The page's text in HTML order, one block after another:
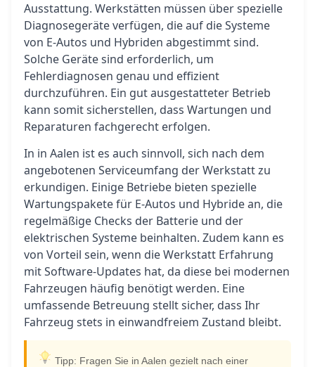
Ausstattung. Werkstätten müssen über spezielle
Diagnosegeräte verfügen, die auf die Systeme
von E-Autos und Hybriden abgestimmt sind.
Solche Geräte sind erforderlich, um
Fehlerdiagnosen genau und effizient
durchzuführen. Ein gut ausgestatteter Betrieb
kann somit sicherstellen, dass Wartungen und
Reparaturen fachgerecht erfolgen.
In in Aalen ist es auch sinnvoll, sich nach dem
angebotenen Serviceumfang der Werkstatt zu
erkundigen. Einige Betriebe bieten spezielle
Wartungspakete für E-Autos und Hybride an, die
regelmäßige Checks der Batterie und der
elektrischen Systeme beinhalten. Zudem kann es
von Vorteil sein, wenn die Werkstatt Erfahrung
mit Software-Updates hat, da diese bei modernen
Fahrzeugen häufig benötigt werden. Eine
umfassende Betreuung stellt sicher, dass Ihr
Fahrzeug stets in einwandfreiem Zustand bleibt.
Tipp: Fragen Sie in Aalen gezielt nach einer